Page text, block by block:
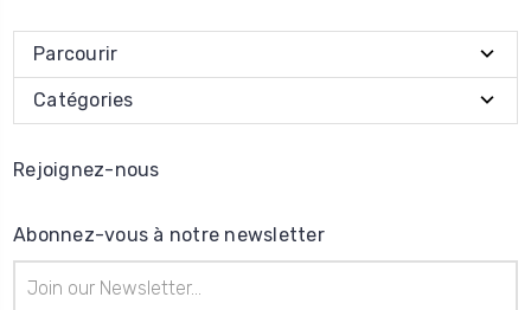
Parcourir
Catégories
Rejoignez-nous
Abonnez-vous à notre newsletter
e-